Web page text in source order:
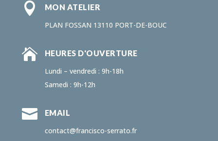

MON ATELIER
PLAN FOSSAN 13110 PORT-DE-BOUC

HEURES D'OUVERTURE
Lundi – vendredi : 9h-18h
Samedi : 9h-12h

EMAIL
contact@francisco-serrato.fr